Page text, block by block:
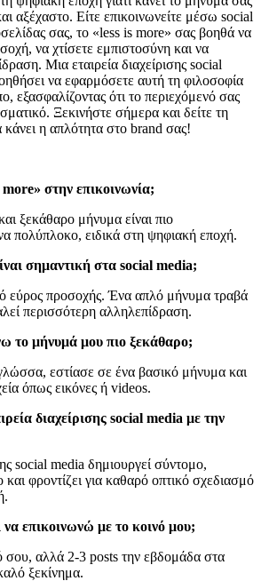
αξέχαστο. Είτε επικοινωνείτε μέσω social
σας, το «less is more» σας βοηθά να
να χτίσετε εμπιστοσύνη και να
Μια εταιρεία διαχείρισης social
να εφαρμόσετε αυτή τη φιλοσοφία
εξασφαλίζοντας ότι το περιεχόμενό σας
Ξεκινήστε σήμερα και δείτε τη
η απλότητα στο brand σας!
στην επικοινωνία;
ξεκάθαρο μήνυμα είναι πιο
πολύπλοκο, ειδικά στη ψηφιακή εποχή.
σημαντική στα social media;
εύρος προσοχής. Ένα απλό μήνυμα τραβά
περισσότερη αλληλεπίδραση.
το μήνυμά μου πιο ξεκάθαρο;
εστίασε σε ένα βασικό μήνυμα και
όπως εικόνες ή videos.
διαχείρισης social media με την
social media δημιουργεί σύντομο,
και φροντίζει για καθαρό οπτικό σχεδιασμό
επικοινωνώ με το κοινό μου;
σου, αλλά 2-3 posts την εβδομάδα στα
ξεκίνημα.